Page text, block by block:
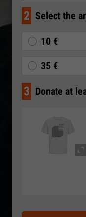
2 Select the
10 €
35 €
3 Donate at